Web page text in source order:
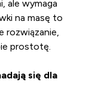
ale wymaga
na masę to
rozwiązanie,
prostotę.
się dla